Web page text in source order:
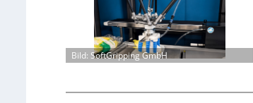
Bild: SoftGripping GmbH